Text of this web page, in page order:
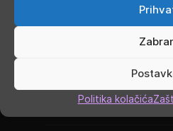
Politika kolačića
RADNO